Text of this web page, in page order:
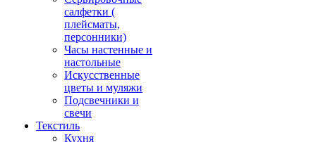
салфетки (
плейсматы,
персонники)
Часы настенные и
настольные
Искусственные
цветы и муляжи
Подсвечники и
свечи
Текстиль
Кухня